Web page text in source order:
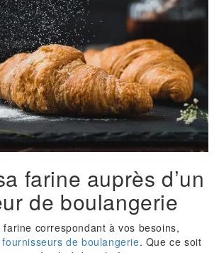
farine auprès d’un
de boulangerie
correspondant à vos besoins,
de boulangerie. Que ce soit